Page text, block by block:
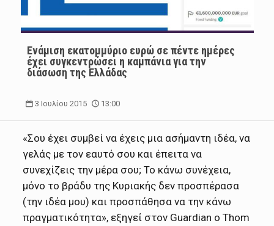
Ενάμιση εκατομμύριο ευρώ σε πέντε ημέρες
έχει συγκεντρώσει η καμπάνια για την
διάσωση της Ελλάδας
3 Ιουλίου 2015 13:00
«Σου έχει συμβεί να έχεις μια ασήμαντη ιδέα, να
γελάς με τον εαυτό σου και έπειτα να
συνεχίζεις την μέρα σου; Το κάνω συνέχεια,
μόνο το βράδυ της Κυριακής δεν προσπέρασα
(την ιδέα μου) και προσπάθησα να την κάνω
πραγματικότητα», εξηγεί στoν Guardian ο Thom